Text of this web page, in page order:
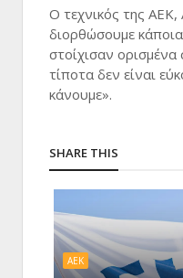
Ο τεχνικός της
διορθώσουμε
στοίχισαν
τίποτα δεν είναι
κάνουμε».
SHARE THIS
ΑΕΚ